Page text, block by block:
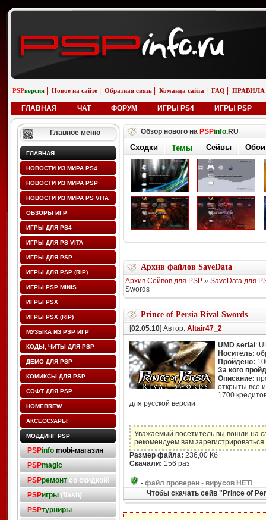
PSPверсия Новое на сайте Обратная связь Команда сайта FAQ ПРАВИЛА
ГЛАВНАЯ ЧАТ ФОРУМ ИГРЫ PS4 ИГРЫ PSP
Главное меню
ГЛАВНАЯ
НОВОСТИ ИЗ МИРА PS4
НОВОСТИ ИЗ МИРА PSP
НОВОСТИ ИЗ МИРА PS VITA
ОБЗОРЫ ИГР
ИГРЫ ДЛЯ PS4
ИГРЫ ДЛЯ PS VITA
ИГРЫ ДЛЯ PSP
ИГРЫ ДЛЯ PSP (RIP)
ИГРЫ PSP MINIS
ИГРЫ PSX
ИГРЫ PSX (RIP)
МУЗЫКА ИЗ PSP ИГР
КОДЫ, ЧИТЫ ДЛЯ PSP
ДЕМО ДЛЯ PSP
КОМИКСЫ ДЛЯ PSP
СОФТ ДЛЯ PSP
HOMEBREW
АКСЕССУАРЫ
МОДДИНГ PSP
PSPinfo mobi-магазин
PSPmagic
PSPремонтсо скидкой!
PSPигры(flash)
PSPтурниры
Обзор нового на PSPinfo.RU
Сходки Темы Сейвы Обои
Архив файлов SaveData
Архив Сейвов для PSP» SaveData для
Swords
Prince of Persia Rival Swords
[02.05.10] Автор: Altair47_2
UMD serial :
Носитель:
Пройдено:
За кого
Описание:
открыты все
1700
для русской версии
Уважаемый посетитель вы вошли на
рекомендуем вам
Размер файла: 236,00 Кб
Скачали: 156 раз
- файл проверен - вирусов НЕТ!
Чтобы скачать сейв "Prince of